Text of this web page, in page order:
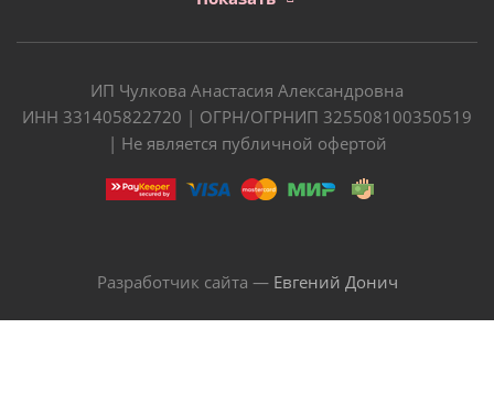
ИП Чулкова Анастасия Александровна
ИНН 331405822720 | ОГРН/ОГРНИП 325508100350519
| Не является публичной офертой
Разработчик сайта — Евгений Донич